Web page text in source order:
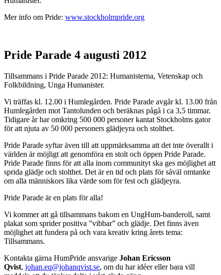
Mer info om Pride: www.stockholmpride.org
Pride Parade 4 augusti 2012
Tillsammans i Pride Parade 2012: Humanisterna, Vetenskap och
Folkbildning, Unga Humanister.
Vi träffas kl. 12.00 i Humlegården. Pride Parade avgår kl. 13.00 från
Humlegården mot Tantolunden och beräknas pågå i ca 3,5 timmar.
Tidigare år har omkring 500 000 personer kantat Stockholms gator
för att njuta av 50 000 personers glädjeyra och stolthet.
Pride Parade syftar även till att uppmärksamma att det inte överallt i
världen är möjligt att genomföra en stolt och öppen Pride Parade.
Pride Parade finns för att alla inom communityt ska ges möjlighet att
sprida glädje och stolthet. Det är en tid och plats för såväl omtanke
om alla människors lika värde som för fest och glädjeyra.
Pride Parade är en plats för alla!
Vi kommer att gå tillsammans bakom en UngHum-banderoll, samt
plakat som sprider positiva ”vibbar” och glädje. Det finns även
möjlighet att fundera på och vara kreativ kring årets tema:
Tillsammans.
Kontakta gärna HumPride ansvarige Johan Ericsson
Qvist, johan.eq@johanqvist.se, om du har idéer eller bara vill